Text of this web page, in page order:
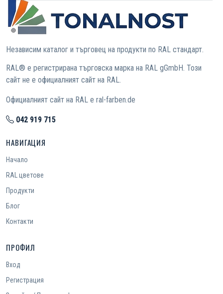
Независим каталог и търговец на продукти по RAL стандарт.
RAL® е регистрирана търговска марка на RAL gGmbH. Този
сайт не е официалният сайт на RAL.
Официалният сайт на RAL е ral-farben.de
042 919 715
НАВИГАЦИЯ
Начало
RAL цветове
Продукти
Блог
Контакти
ПРОФИЛ
Вход
Регистрация